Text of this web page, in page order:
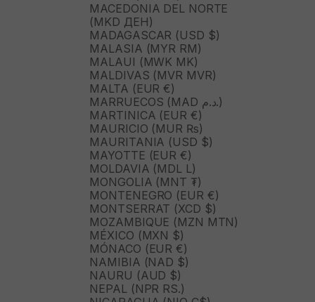
MACEDONIA DEL NORTE
(MKD ДЕН)
MADAGASCAR (USD $)
MALASIA (MYR RM)
MALAUI (MWK MK)
MALDIVAS (MVR MVR)
MALTA (EUR €)
MARRUECOS (MAD د.م.)
MARTINICA (EUR €)
MAURICIO (MUR ₨)
MAURITANIA (USD $)
MAYOTTE (EUR €)
MOLDAVIA (MDL L)
MONGOLIA (MNT ₮)
MONTENEGRO (EUR €)
MONTSERRAT (XCD $)
MOZAMBIQUE (MZN MTN)
MÉXICO (MXN $)
MÓNACO (EUR €)
NAMIBIA (NAD $)
NAURU (AUD $)
NEPAL (NPR RS.)